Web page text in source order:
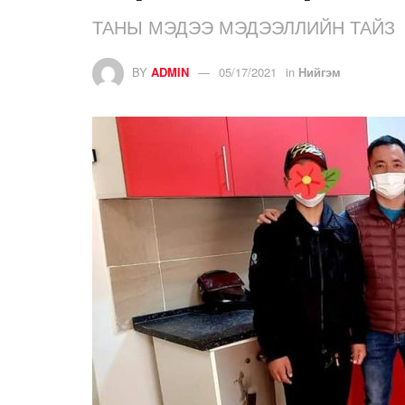
ТАНЫ МЭДЭЭ МЭДЭЭЛЛИЙН ТАЙЗ
BY ADMIN 05/17/2021 in Нийгэм